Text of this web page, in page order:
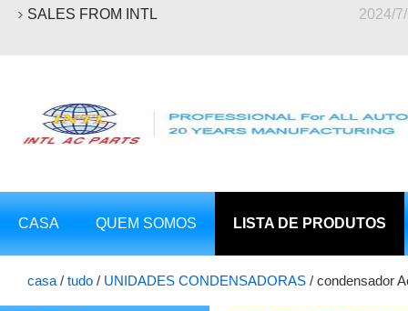
SALES FROM INTL 2024/
CASA QUEM SOMOS LISTA DE PRODUTOS
casa / tudo / UNIDADES CONDENSADORAS / condensador